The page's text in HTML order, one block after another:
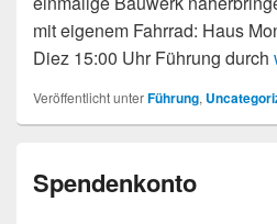
mit eigenem Fahrrad: Haus
Diez 15:00 Uhr Führung durch
Veröffentlicht unterFührung,
Spendenkonto